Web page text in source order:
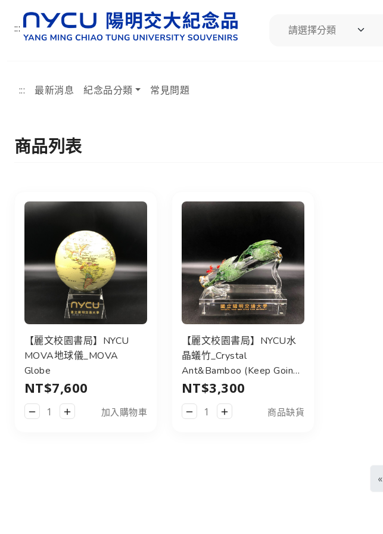
::: 請選擇分類
::: 最新消息 紀念品分類 常見問題
商品列表
【麗文校園書局】NYCU
MOVA地球儀_MOVA
Globe
NT$7,600
加入購物車
【麗文校園書局】NYCU水
晶蟻竹_Crystal
Ant&Bamboo (Keep Going
Upwards)
NT$3,300
商品缺貨
«